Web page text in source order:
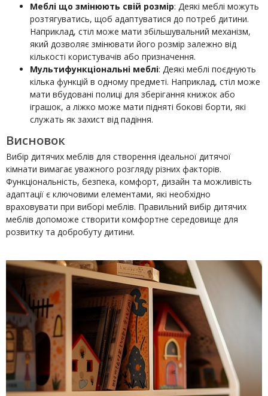
Меблі що змінюють свій розмір: Деякі меблі можуть
розтягуватись, щоб адаптуватися до потреб дитини.
Наприклад, стіл може мати збільшувальний механізм,
який дозволяє змінювати його розмір залежно від
кількості користувачів або призначення.
Мультифункціональні меблі: Деякі меблі поєднують
кілька функцій в одному предметі. Наприклад, стіл може
мати вбудовані полиці для зберігання книжок або
іграшок, а ліжко може мати підняті бокові борти, які
служать як захист від падіння.
Висновок
Вибір дитячих меблів для створення ідеальної дитячої
кімнати вимагає уважного розгляду різних факторів.
Функціональність, безпека, комфорт, дизайн та можливість
адаптації є ключовими елементами, які необхідно
враховувати при виборі меблів. Правильний вибір дитячих
меблів допоможе створити комфортне середовище для
розвитку та добробуту дитини.